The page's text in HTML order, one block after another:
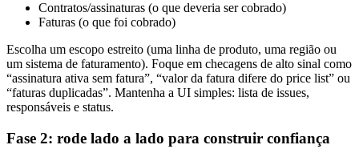
Contratos/assinaturas (o que deveria ser cobrado)
Faturas (o que foi cobrado)
Escolha um escopo estreito (uma linha de produto, uma região ou
um sistema de faturamento). Foque em checagens de alto sinal como
“assinatura ativa sem fatura”, “valor da fatura difere do price list” ou
“faturas duplicadas”. Mantenha a UI simples: lista de issues,
responsáveis e status.
Fase 2: rode lado a lado para construir confiança